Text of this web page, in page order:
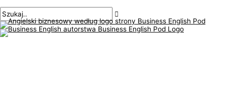
do
treści
główne
po
wpisach
tutaj..
mail*
T
e
m
S
z
u